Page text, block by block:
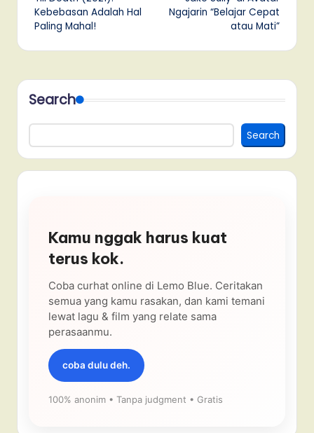
navigation
Kebebasan Adalah Hal
Paling Mahal!
Ngajarin “Belajar Cepat
atau Mati”
Search
Search
Kamu nggak harus kuat
terus kok.
Coba curhat online di Lemo Blue. Ceritakan
semua yang kamu rasakan, dan kami temani
lewat lagu & film yang relate sama
perasaanmu.
coba dulu deh.
100% anonim • Tanpa judgment • Gratis